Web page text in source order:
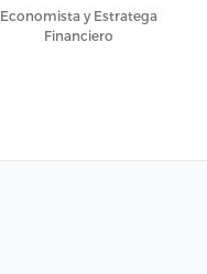
Economista y Estratega
Financiero